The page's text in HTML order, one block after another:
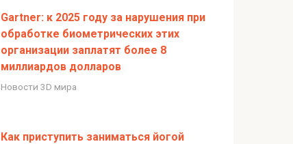
Gartner: к 2025 году за нарушения при
обработке биометрических этих
организации заплатят более 8
миллиардов долларов
Новости 3D мира
Как приступить заниматься йогой